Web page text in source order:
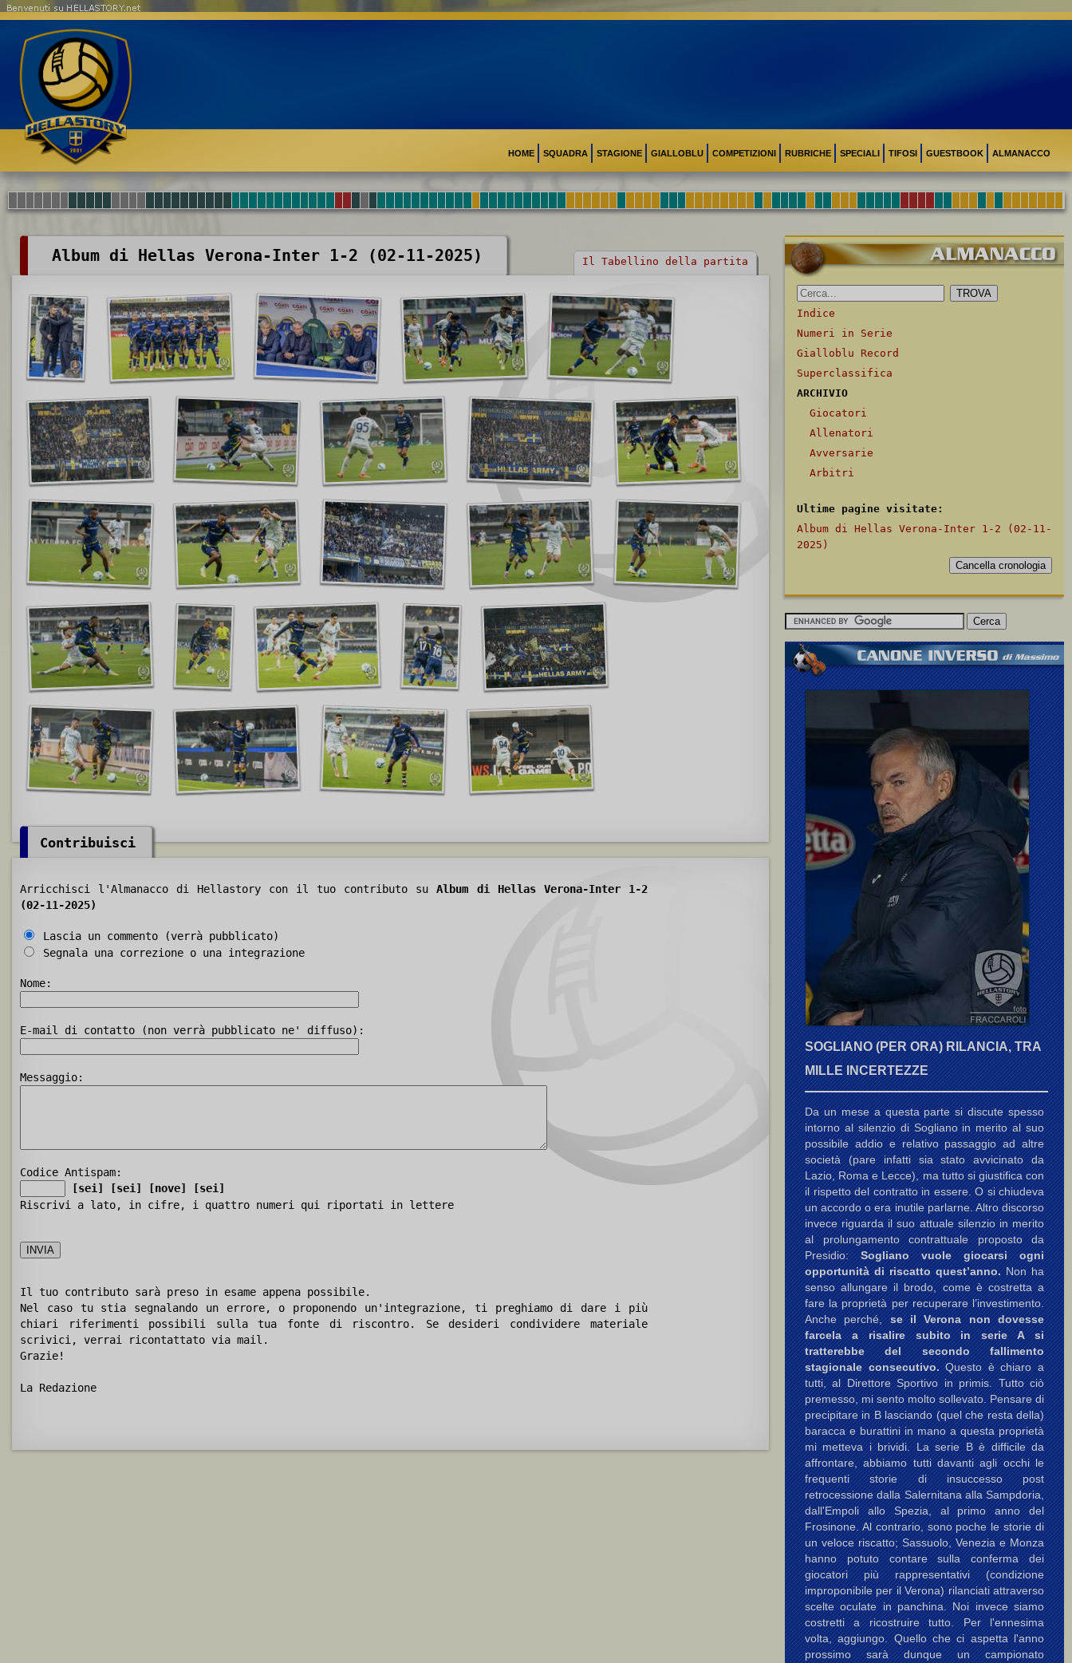
HOME SQUADRA STAGIONE GIALLOBLU COMPETIZIONI RUBRICHE SPECIALI TIFOSI GUESTBOOK ALMANACCO
Benvenuti su HELLASTORY.net
Album di Hellas Verona-Inter 1-2 (02-11-2025) Il Tabellino della partita
Contribuisci
Arricchisci l'Almanacco di Hellastory con il tuo contributo suAlbum di Hellas Verona-Inter 1-2
(02-11-2025)
Lascia un commento (verrà pubblicato)
Segnala una correzione o una integrazione
Nome:
E-mail di contatto (non verrà pubblicato ne' diffuso):
Messaggio:
Codice Antispam:
[sei]
[sei] [nove]
[sei]
Riscrivi a lato, in cifre, i quattro numeri qui riportati in lettere
Il tuo contributo sarà preso in esame appena possibile.
Nel caso tu stia segnalando un errore, o proponendo un'integrazione, ti preghiamo di dare i più
chiari riferimenti possibili sulla tua fonte di riscontro. Se desideri condividere materiale
scrivici, verrai ricontattato via mail.
Grazie!
La Redazione
Indice
Numeri in Serie
Gialloblu Record
Superclassifica
ARCHIVIO
Giocatori
Allenatori
Avversarie
Arbitri
Ultime pagine visitate:
Album di Hellas Verona-Inter 1-2 (02-11-
2025)
SOGLIANO (PER ORA) RILANCIA, TRA
MILLE INCERTEZZE
Da un mese a questa parte si discute spesso
intorno al silenzio di Sogliano in merito al suo
possibile addio e relativo passaggio ad altre
società (pare infatti sia stato avvicinato da
Lazio, Roma e Lecce), ma tutto si giustifica con
il rispetto del contratto in essere. O si chiudeva
un accordo o era inutile parlarne. Altro discorso
invece riguarda il suo attuale silenzio in merito
al prolungamento contrattuale proposto da
Presidio:Sogliano vuole giocarsi ogni
opportunità di riscatto quest’anno.Non ha
senso allungare il brodo, come è costretta a
fare la proprietà per recuperare l’investimento.
Anche perché,se il Verona non dovesse
farcela a risalire subito in serie A si
tratterebbe del secondo fallimento
stagionale consecutivo.Questo è chiaro a
tutti, al Direttore Sportivo in primis. Tutto ciò
premesso, mi sento molto sollevato. Pensare di
precipitare in B lasciando (quel che resta della)
baracca e burattini in mano a questa proprietà
mi metteva i brividi. La serie B è difficile da
affrontare, abbiamo tutti davanti agli occhi le
frequenti storie di insuccesso post
retrocessione dalla Salernitana alla Sampdoria,
dall'Empoli allo Spezia, al primo anno del
Frosinone. Al contrario, sono poche le storie di
un veloce riscatto; Sassuolo, Venezia e Monza
hanno potuto contare sulla conferma dei
giocatori più rappresentativi (condizione
improponibile per il Verona) rilanciati attraverso
scelte oculate in panchina. Noi invece siamo
costretti a ricostruire tutto. Per l'ennesima
volta, aggiungo. Quello che ci aspetta l'anno
prossimo sarà dunque un campionato